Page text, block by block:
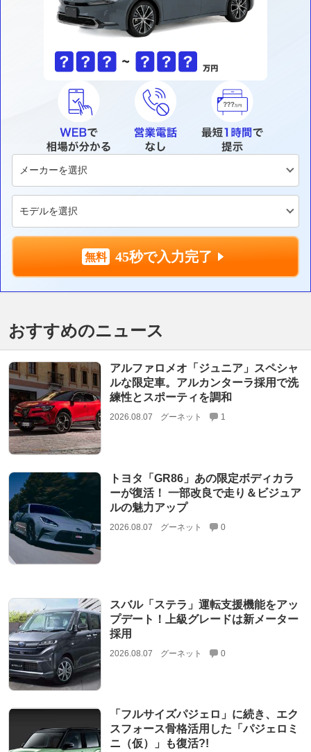
45秒で入力完了
おすすめのニュース
アルファロメオ「ジュニア」スペシャ
ルな限定車。アルカンターラ採用で洗
練性とスポーティを調和
2026.08.07 グーネット 1
トヨタ「GR86」あの限定ボディカラ
ーが復活！ 一部改良で走り＆ビジュア
ルの魅力アップ
2026.08.07 グーネット 0
スバル「ステラ」運転支援機能をアッ
プデート！上級グレードは新メーター
採用
2026.08.07 グーネット 0
「フルサイズパジェロ」に続き、エク
スフォース骨格活用した「パジェロミ
ニ（仮）」も復活?!